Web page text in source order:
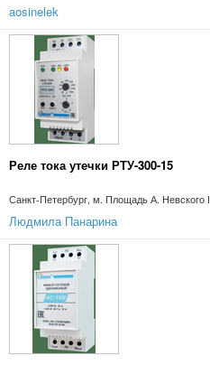
aosinelek
Реле тока утечки РТУ-300-15
Санкт-Петербург, м. Площадь А. Невского I
Людмила Панарина